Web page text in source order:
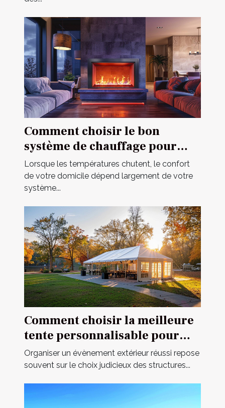
Comment choisir le bon
système de chauffage pour
votre domicile
Lorsque les températures chutent, le confort
de votre domicile dépend largement de votre
système...
Comment choisir la meilleure
tente personnalisable pour
votre événement
Organiser un évènement extérieur réussi repose
souvent sur le choix judicieux des structures...